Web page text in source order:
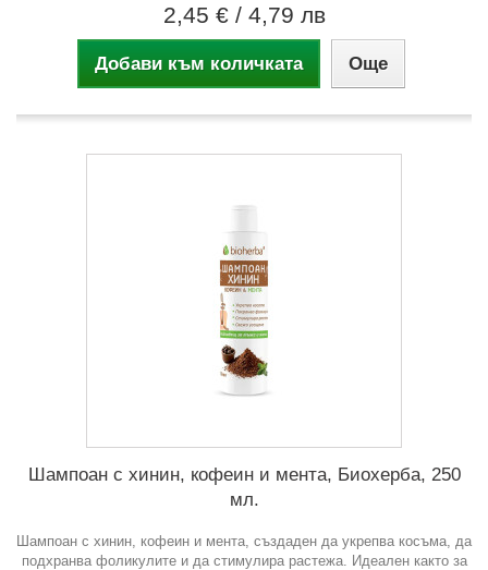
2,45 € / 4,79 лв
Добави към количката Още
Шампоан с хинин, кофеин и мента, Биохерба, 250
мл.
Шампоан с хинин, кофеин и мента, създаден да укрепва косъма, да
подхранва фоликулите и да стимулира растежа. Идеален както за